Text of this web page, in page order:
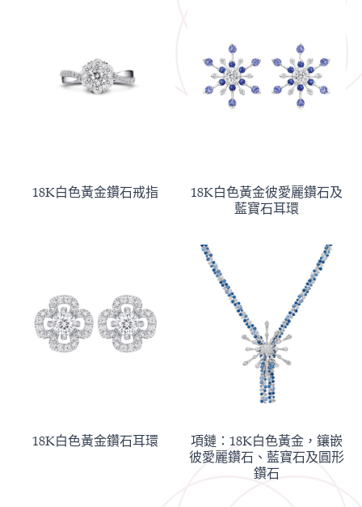
18K白色黃金鑽石戒指
18K白色黃金彼愛麗鑽石及
藍寶石耳環
18K白色黃金鑽石耳環
項鏈：18K白色黃金，鑲嵌
彼愛麗鑽石、藍寶石及圓形
鑽石